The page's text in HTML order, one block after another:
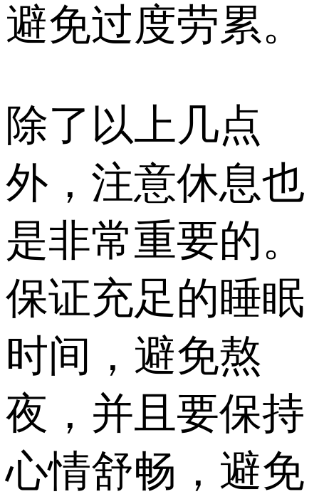
避免过度劳累。
除了以上几点
外，注意休息也
是非常重要的。
保证充足的睡眠
时间，避免熬
夜，并且要保持
心情舒畅，避免